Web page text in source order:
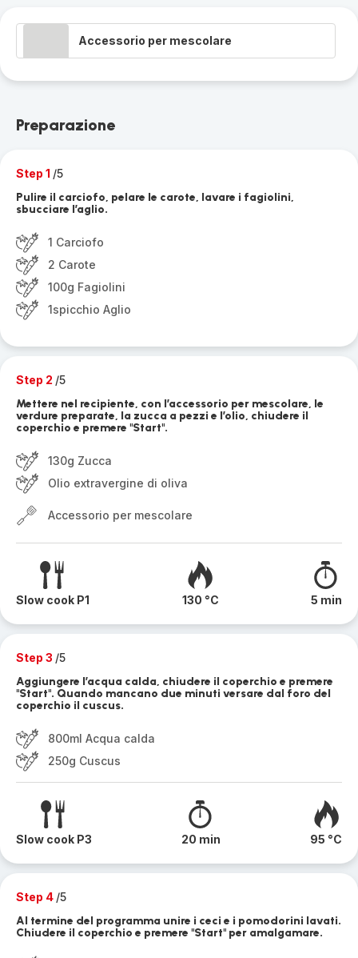
Accessorio per mescolare
Preparazione
Step 1 /5
Pulire il carciofo, pelare le carote, lavare i fagiolini,
sbucciare l’aglio.
1 Carciofo
2 Carote
100g Fagiolini
1spicchio Aglio
Step 2 /5
Mettere nel recipiente, con l’accessorio per mescolare, le
verdure preparate, la zucca a pezzi e l’olio, chiudere il
coperchio e premere "Start".
130g Zucca
Olio extravergine di oliva
Accessorio per mescolare
Slow cook P1 130 °C 5 min
Step 3 /5
Aggiungere l’acqua calda, chiudere il coperchio e premere
"Start". Quando mancano due minuti versare dal foro del
coperchio il cuscus.
800ml Acqua calda
250g Cuscus
Slow cook P3 20 min 95 °C
Step 4 /5
Al termine del programma unire i ceci e i pomodorini lavati.
Chiudere il coperchio e premere "Start" per amalgamare.